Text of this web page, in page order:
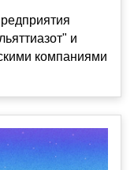
и
компаниями